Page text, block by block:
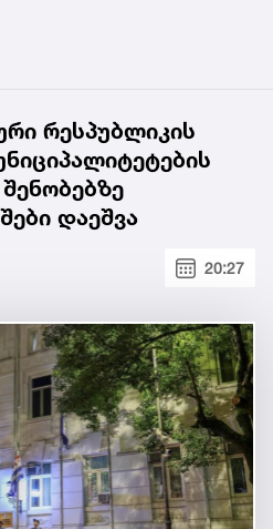
რესპუბლიკის
დაეშვა
20:27